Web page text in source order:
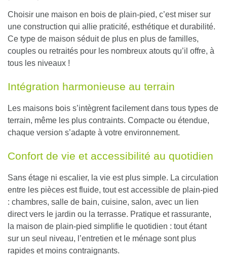
Choisir une maison en bois de plain-pied, c’est miser sur
une construction qui allie praticité, esthétique et durabilité.
Ce type de maison séduit de plus en plus de familles,
couples ou retraités pour les nombreux atouts qu’il offre, à
tous les niveaux !
Intégration harmonieuse au terrain
Les maisons bois s’intègrent facilement dans tous types de
terrain, même les plus contraints. Compacte ou étendue,
chaque version s’adapte à votre environnement.
Confort de vie et accessibilité au quotidien
Sans étage ni escalier, la vie est plus simple. La circulation
entre les pièces est fluide, tout est accessible de plain-pied
: chambres, salle de bain, cuisine, salon, avec un lien
direct vers le jardin ou la terrasse. Pratique et rassurante,
la maison de plain-pied simplifie le quotidien : tout étant
sur un seul niveau, l’entretien et le ménage sont plus
rapides et moins contraignants.